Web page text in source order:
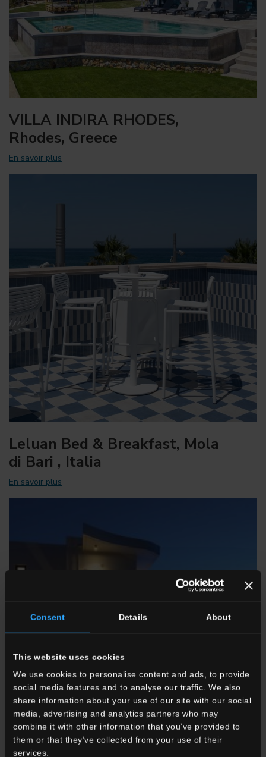
Consent Details About
This website uses cookies
We use cookies to personalise content and ads, to provide
social media features and to analyse our traffic. We also
share information about your use of our site with our social
media, advertising and analytics partners who may
combine it with other information that you’ve provided to
them or that they’ve collected from your use of their
services.
VILLA INDIRA RHODES,
Rhodes, Greece
En savoir plus
Leluan Bed & Breakfast, Mola
di Bari , Italia
En savoir plus